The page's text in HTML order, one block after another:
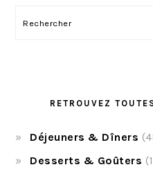
Rechercher
RETROUVEZ
Déjeuners & Dîners
Desserts & Goûters